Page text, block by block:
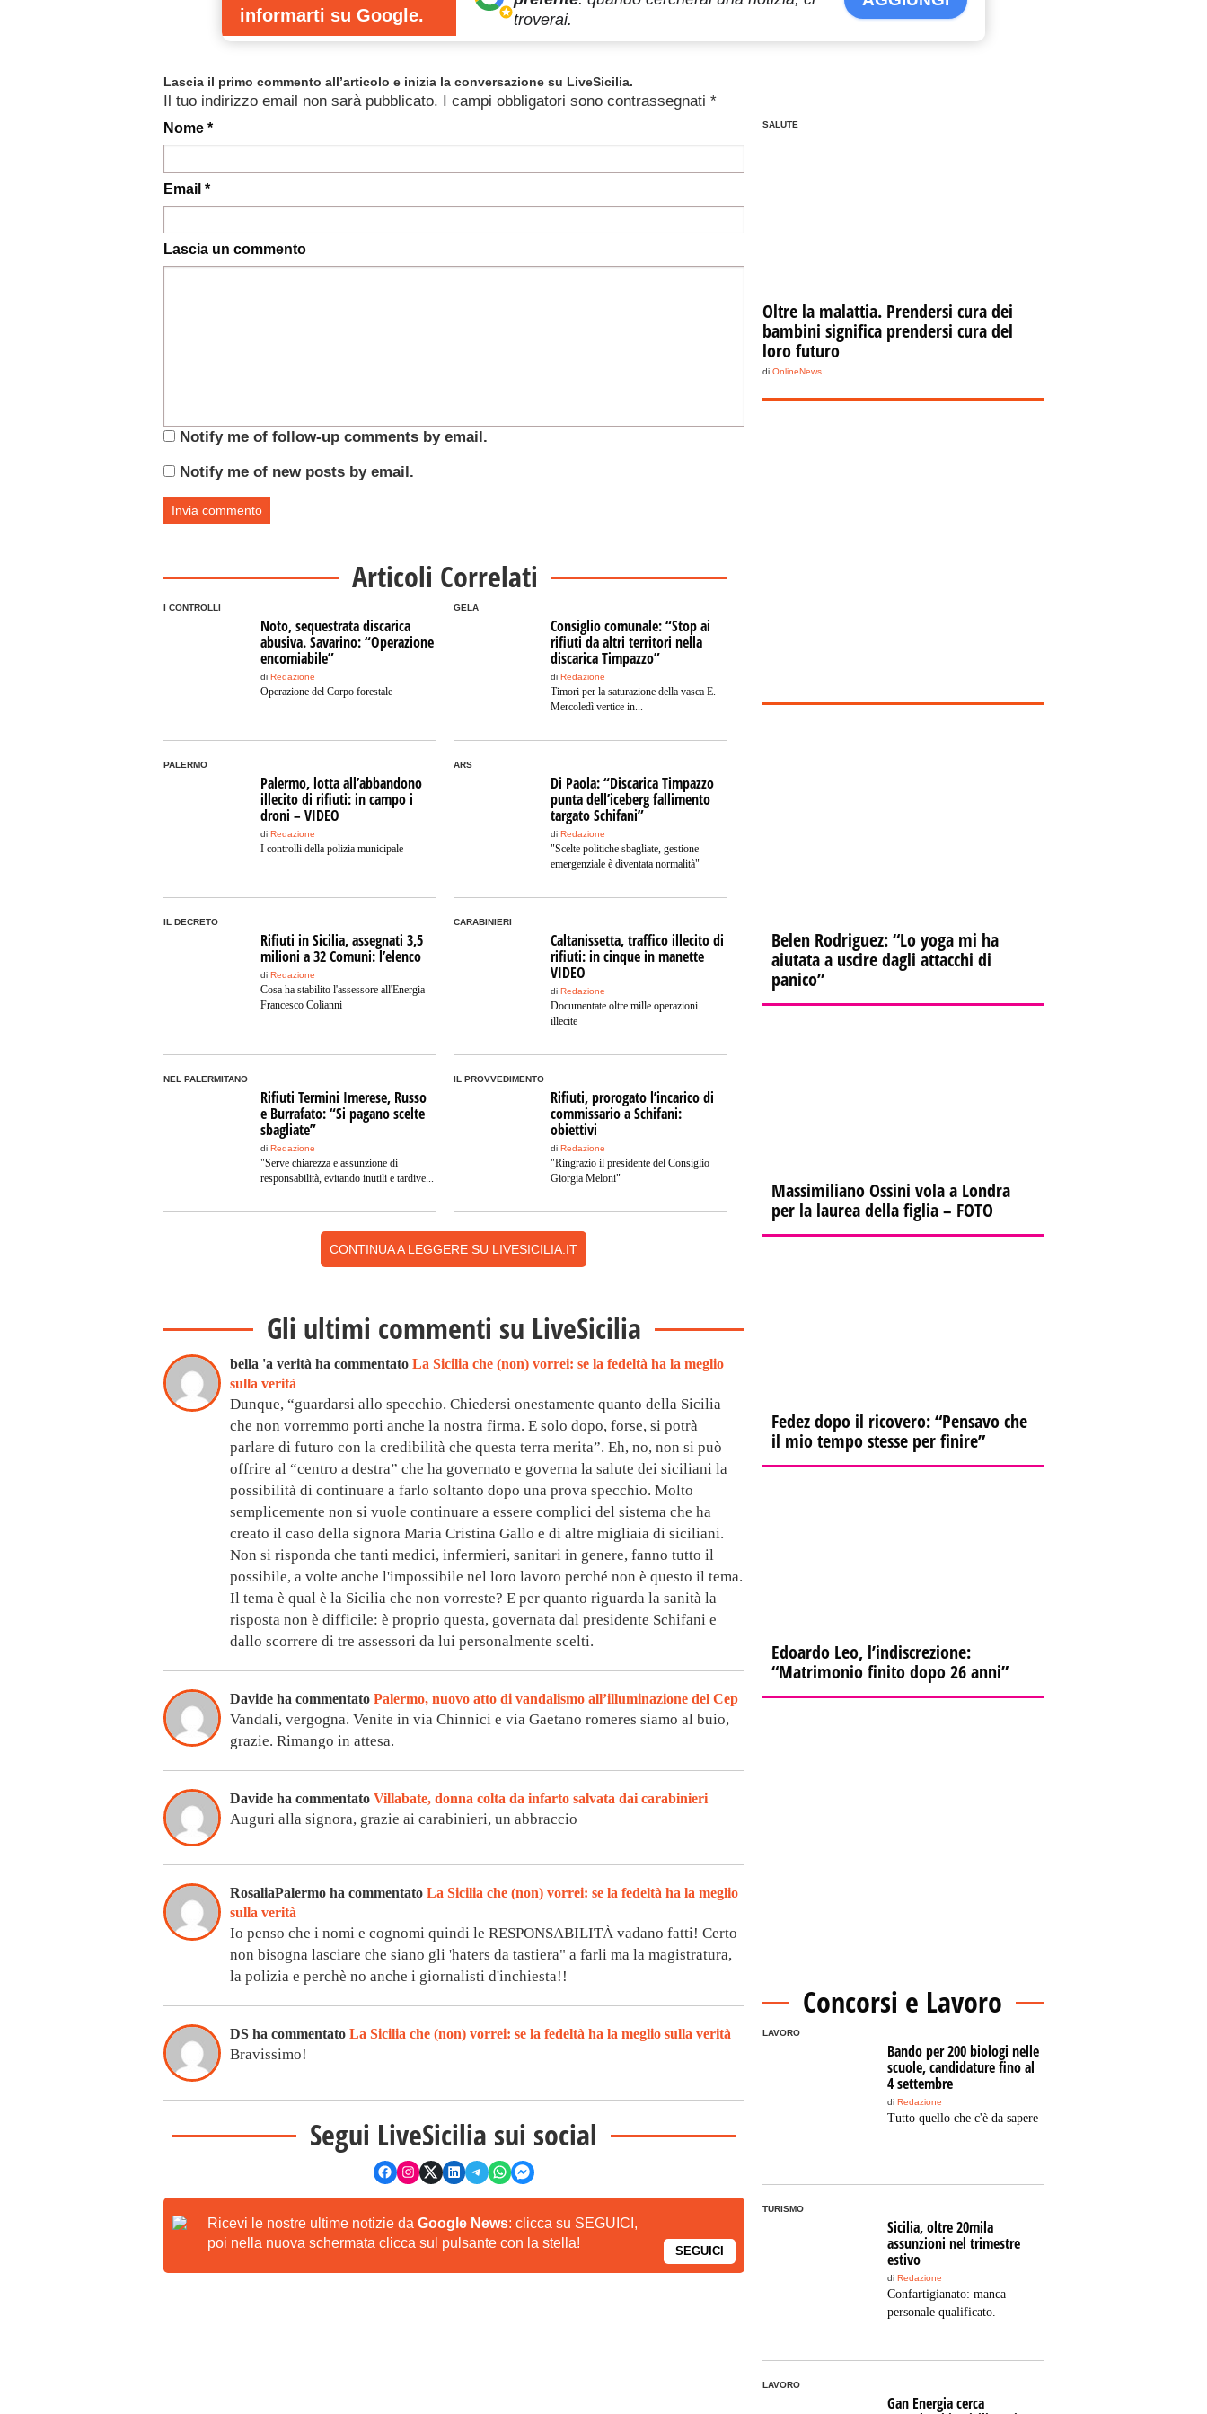
informarti su Google.
troverai.
Lascia il primo commento all’articolo e inizia la conversazione su LiveSicilia.
Il tuo indirizzo email non sarà pubblicato. I campi obbligatori sono contrassegnati *
Nome *
Email *
Lascia un commento
Notify me of follow-up comments by email.
Notify me of new posts by email.
Articoli Correlati
I CONTROLLI
Noto, sequestrata discarica
abusiva. Savarino: “Operazione
encomiabile”
di Redazione
Operazione del Corpo forestale
GELA
Consiglio comunale: “Stop ai
rifiuti da altri territori nella
discarica Timpazzo”
diRedazione
Timori per la saturazione della vasca E.
Mercoledì vertice in...
PALERMO
Palermo, lotta all’abbandono
illecito di rifiuti: in campo i
droni – VIDEO
di Redazione
I controlli della polizia municipale
ARS
Di Paola: “Discarica Timpazzo
punta dell’iceberg fallimento
targato Schifani”
diRedazione
"Scelte politiche sbagliate, gestione
emergenziale è diventata normalità"
IL DECRETO
Rifiuti in Sicilia, assegnati 3,5
milioni a 32 Comuni: l’elenco
di Redazione
Cosa ha stabilito l'assessore all'Energia
Francesco Colianni
CARABINIERI
Caltanissetta, traffico illecito di
rifiuti: in cinque in manette
VIDEO
diRedazione
Documentate oltre mille operazioni
illecite
NEL PALERMITANO
Rifiuti Termini Imerese, Russo
e Burrafato: “Si pagano scelte
sbagliate”
di Redazione
"Serve chiarezza e assunzione di
responsabilità, evitando inutili e tardive...
IL PROVVEDIMENTO
Rifiuti, prorogato l’incarico di
commissario a Schifani:
obiettivi
diRedazione
"Ringrazio il presidente del Consiglio
Giorgia Meloni"
CONTINUA A LEGGERE SU LIVESICILIA.IT
Gli ultimi commenti su LiveSicilia
bella 'a verità ha commentato La Sicilia che (non) vorrei: se la fedeltà ha la meglio
sulla verità
Dunque, “guardarsi allo specchio. Chiedersi onestamente quanto della Sicilia
che non vorremmo porti anche la nostra firma. E solo dopo, forse, si potrà
parlare di futuro con la credibilità che questa terra merita”. Eh, no, non si può
offrire al “centro a destra” che ha governato e governa la salute dei siciliani la
possibilità di continuare a farlo soltanto dopo una prova specchio. Molto
semplicemente non si vuole continuare a essere complici del sistema che ha
creato il caso della signora Maria Cristina Gallo e di altre migliaia di siciliani.
Non si risponda che tanti medici, infermieri, sanitari in genere, fanno tutto il
possibile, a volte anche l'impossibile nel loro lavoro perché non è questo il tema.
Il tema è qual è la Sicilia che non vorreste? E per quanto riguarda la sanità la
risposta non è difficile: è proprio questa, governata dal presidente Schifani e
dallo scorrere di tre assessori da lui personalmente scelti.
Davide ha commentato Palermo, nuovo atto di vandalismo all’illuminazione del Cep
Vandali, vergogna. Venite in via Chinnici e via Gaetano romeres siamo al buio,
grazie. Rimango in attesa.
Davide ha commentato Villabate, donna colta da infarto salvata dai carabinieri
Auguri alla signora, grazie ai carabinieri, un abbraccio
RosaliaPalermo ha commentato La Sicilia che (non) vorrei: se la fedeltà ha la meglio
sulla verità
Io penso che i nomi e cognomi quindi le RESPONSABILITÀ vadano fatti! Certo
non bisogna lasciare che siano gli 'haters da tastiera" a farli ma la magistratura,
la polizia e perchè no anche i giornalisti d'inchiesta!!
DS ha commentato La Sicilia che (non) vorrei: se la fedeltà ha la meglio sulla verità
Bravissimo!
Segui LiveSicilia sui social
Ricevi le nostre ultime notizie da Google News: clicca su SEGUICI,
poi nella nuova schermata clicca sul pulsante con la stella!
SEGUICI
SALUTE
Oltre la malattia. Prendersi cura dei
bambini significa prendersi cura del
loro futuro
di OnlineNews
Belen Rodriguez: “Lo yoga mi ha
aiutata a uscire dagli attacchi di
panico”
Massimiliano Ossini vola a Londra
per la laurea della figlia – FOTO
Fedez dopo il ricovero: “Pensavo che
il mio tempo stesse per finire”
Edoardo Leo, l’indiscrezione:
“Matrimonio finito dopo 26 anni”
Concorsi e Lavoro
LAVORO
Bando per 200 biologi nelle
scuole, candidature fino al
4 settembre
di Redazione
Tutto quello che c'è da sapere
TURISMO
Sicilia, oltre 20mila
assunzioni nel trimestre
estivo
di Redazione
Confartigianato: manca
personale qualificato.
LAVORO
Gan Energia cerca